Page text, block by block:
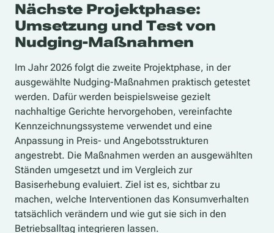
Nächste Projektphase:
Umsetzung und Test von
Nudging-Maßnahmen
Im Jahr 2026 folgt die zweite Projektphase, in der
ausgewählte Nudging-Maßnahmen praktisch getestet
werden. Dafür werden beispielsweise gezielt
nachhaltige Gerichte hervorgehoben, vereinfachte
Kennzeichnungssysteme verwendet und eine
Anpassung in Preis- und Angebotsstrukturen
angestrebt. Die Maßnahmen werden an ausgewählten
Ständen umgesetzt und im Vergleich zur
Basiserhebung evaluiert. Ziel ist es, sichtbar zu
machen, welche Interventionen das Konsumverhalten
tatsächlich verändern und wie gut sie sich in den
Betriebsalltag integrieren lassen.